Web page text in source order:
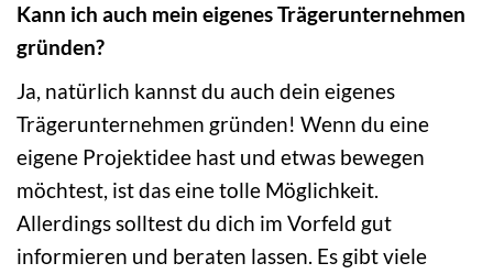
Kann ich auch mein eigenes Trägerunternehmen
gründen?
Ja, natürlich kannst du auch dein eigenes
Trägerunternehmen gründen! Wenn du eine
eigene Projektidee hast und etwas bewegen
möchtest, ist das eine tolle Möglichkeit.
Allerdings solltest du dich im Vorfeld gut
informieren und beraten lassen. Es gibt viele